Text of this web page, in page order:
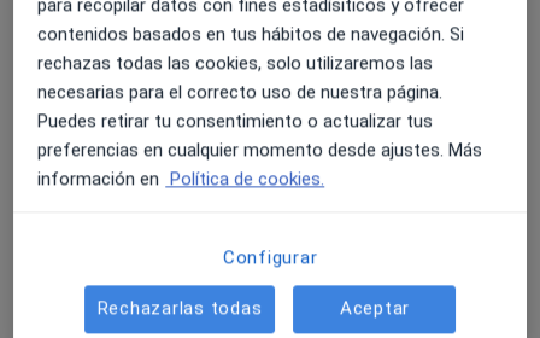
Cirugía de quistes dentarios
Detalles
Cirugía oral
Detalles
para recopilar datos con fines estadísiticos y ofrecer
contenidos basados en tus hábitos de navegación. Si
rechazas todas las cookies, solo utilizaremos las
necesarias para el correcto uso de nuestra página.
Puedes retirar tu consentimiento o actualizar tus
preferencias en cualquier momento desde ajustes. Más
información en Política de cookies.
Configurar
Rechazarlas todas Aceptar